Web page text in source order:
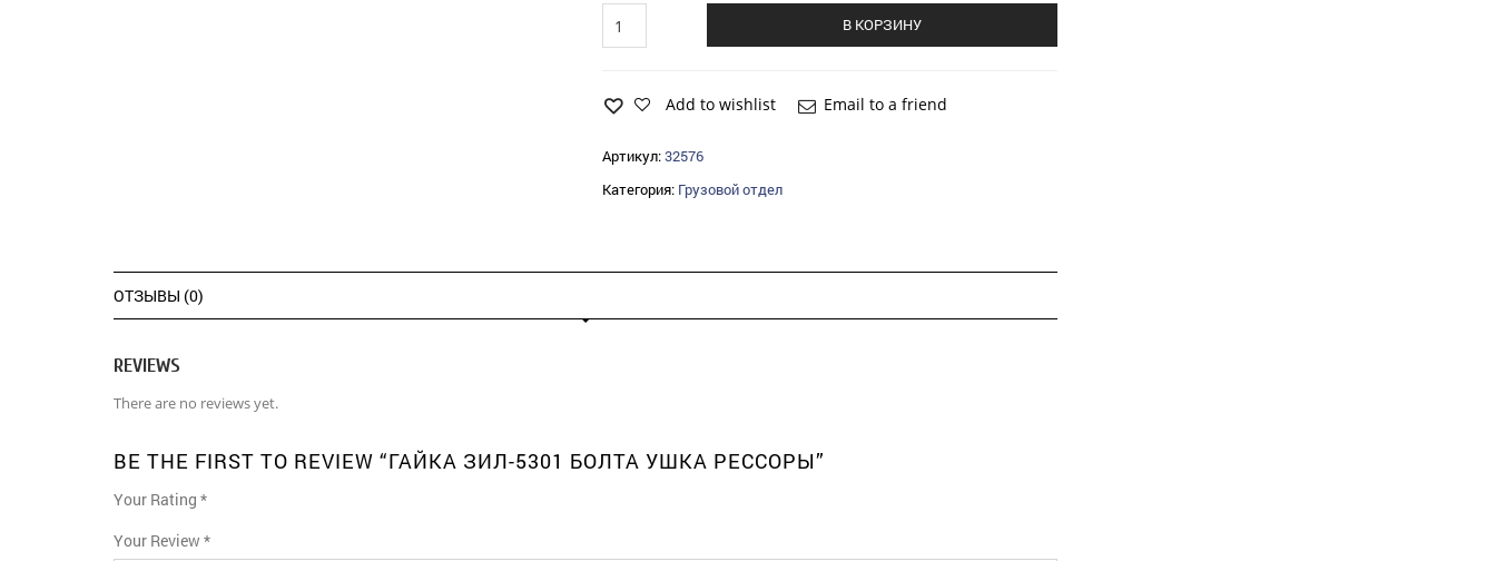
ЗиЛ-5301
рессоры
В КОРЗИНУ
Add to wishlist Email to a friend
Артикул:32576
Категория: Грузовой отдел
ОТЗЫВЫ (0)
REVIEWS
There are no reviews yet.
BE THE FIRST TO REVIEW “ГАЙКА ЗИЛ-5301 БОЛТА УШКА РЕССОРЫ”
Your Rating *
Your Review *